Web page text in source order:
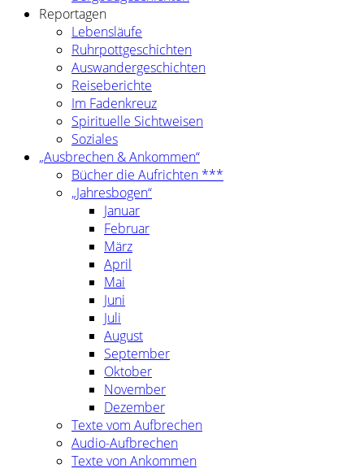
Reportagen
Lebensläufe
Ruhrpottgeschichten
Auswandergeschichten
Reiseberichte
Im Fadenkreuz
Spirituelle Sichtweisen
Soziales
„Ausbrechen & Ankommen“
Bücher die Aufrichten ***
„Jahresbogen“
Januar
Februar
März
April
Mai
Juni
Juli
August
September
Oktober
November
Dezember
Texte vom Aufbrechen
Audio-Aufbrechen
Texte von Ankommen